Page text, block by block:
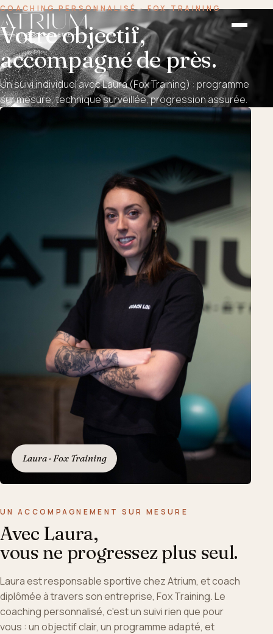
COACHING PERSONNALISÉ · FOX TRAINING
Votre objectif,
accompagné de près.
Un suivi individuel avec Laura (Fox Training) : programme
sur mesure, technique surveillée, progression assurée.
Laura · Fox Training
UN ACCOMPAGNEMENT SUR MESURE
Avec Laura,
vous ne progressez plus seul.
Laura est responsable sportive chez Atrium, et coach
diplômée à travers son entreprise, Fox Training. Le
coaching personnalisé, c'est un suivi rien que pour
vous : un objectif clair, un programme adapté, et